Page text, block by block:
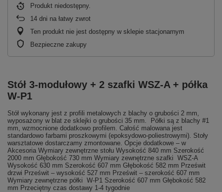
Produkt niedostępny
14 dni na łatwy zwrot
Ten produkt nie jest dostępny w sklepie stacjonarnym
Bezpieczne zakupy
Stół 3-modułowy + 2 szafki WSZ-A + półka
W-P1
Stół wykonany jest z profili metalowych z blachy o grubości 2 mm,
wyposażony w blat ze sklejki o grubości 35 mm. Półki są z blachy #1
mm, wzmocnione dodatkowo profilem. Całość malowana jest
standardowo farbami proszkowymi (epoksydowo-poliestrowymi). Stoły
warsztatowe dostarczamy zmontowane. Opcje dodatkowe – w
Akcesoria Wymiary zewnętrzne stołu Wysokość 840 mm Szerokość
2000 mm Głębokość 730 mm Wymiary zewnętrzne szafki WSZ-A
Wysokość 630 mm Szerokość 607 mm Głębokość 582 mm Prześwit
drzwi Prześwit – wysokość 527 mm Prześwit – szerokość 607 mm
Wymiary zewnętrzne półki W-P1 Szerokość 607 mm Głębokość 582
mm Przeciętny czas dostawy 1-4 tygodnie